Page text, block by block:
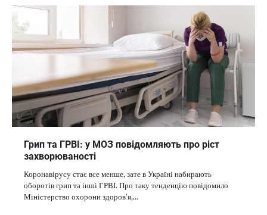
Грип та ГРВІ: у МОЗ повідомляють про ріст
захворюваності
Коронавірусу стає все менше, зате в Україні набирають
оборотів грип та інші ГРВІ. Про таку тенденцію повідомило
Міністерство охорони здоров’я,…